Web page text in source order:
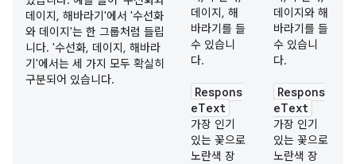
데이지, 해바라기'에서 '수선화
와 데이지'는 한 그룹처럼 들립
니다. '수선화, 데이지, 해바라
기'에서는 세 가지 모두 확실히
구분되어 있습니다.
데이지, 해
바라기를 들
수 있습니
다.
Respons
eText
가장 인기
있는 꽃으로
노란색 장
데이지와 해
바라기를 들
수 있습니
다.
Respons
eText
가장 인기
있는 꽃으로
노란색 장